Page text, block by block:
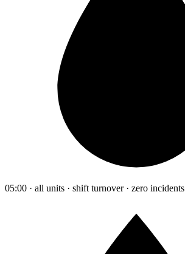
05:00 · all units · shift turnover · zero incidents